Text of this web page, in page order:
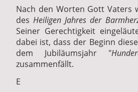
Nach den Worten Gott Vaters
desHeiligen Jahres der
Seiner Gerechtigkeit
dabei ist, dass der Beginn
dem Jubiläumsjahr "
zusammenfällt.
E